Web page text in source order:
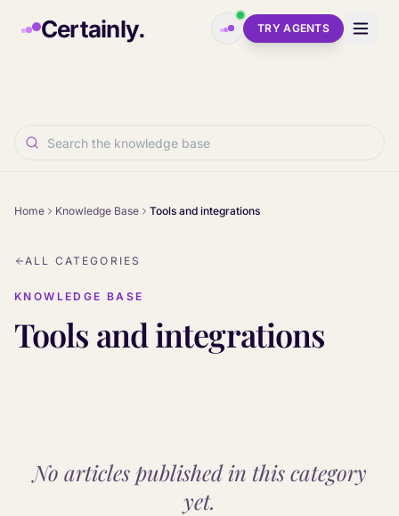
Certainly. TRY AGENTS
Home Knowledge Base Tools and integrations
ALL CATEGORIES
KNOWLEDGE BASE
Tools and integrations
No articles published in this category
yet.